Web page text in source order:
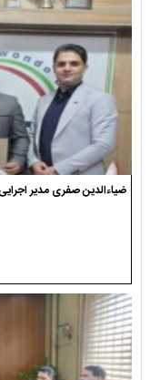
جلسه معتمدین هیئت اجرایی